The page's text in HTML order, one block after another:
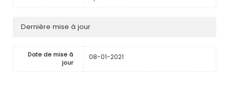
Dernière mise à jour
Date de mise à
jour
08-01-2021